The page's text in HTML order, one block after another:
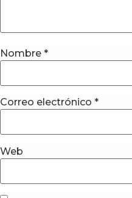
Nombre *
Correo electrónico *
Web